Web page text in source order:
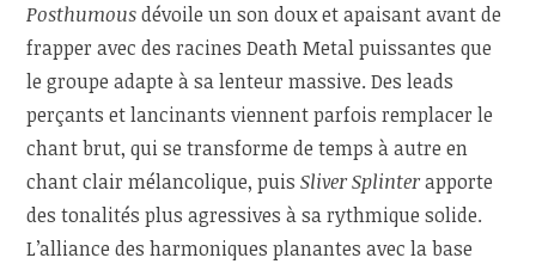
Posthumousdévoile un son doux et apaisant avant de
frapper avec des racines Death Metal puissantes que
le groupe adapte à sa lenteur massive. Des leads
perçants et lancinants viennent parfois remplacer le
chant brut, qui se transforme de temps à autre en
chant clair mélancolique, puisSliver Splinterapporte
des tonalités plus agressives à sa rythmique solide.
L’alliance des harmoniques planantes avec la base